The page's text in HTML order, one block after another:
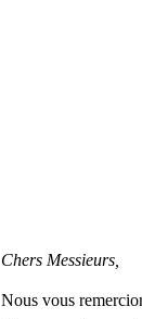
Chers Messieurs,
Nous vous